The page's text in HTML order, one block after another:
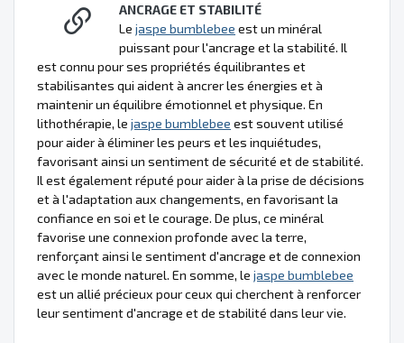
ANCRAGE ET STABILITÉ
Le jaspe bumblebee est un minéral
puissant pour l'ancrage et la stabilité. Il
est connu pour ses propriétés équilibrantes et
stabilisantes qui aident à ancrer les énergies et à
maintenir un équilibre émotionnel et physique. En
lithothérapie, le jaspe bumblebee est souvent utilisé
pour aider à éliminer les peurs et les inquiétudes,
favorisant ainsi un sentiment de sécurité et de stabilité.
Il est également réputé pour aider à la prise de décisions
et à l'adaptation aux changements, en favorisant la
confiance en soi et le courage. De plus, ce minéral
favorise une connexion profonde avec la terre,
renforçant ainsi le sentiment d'ancrage et de connexion
avec le monde naturel. En somme, le jaspe bumblebee
est un allié précieux pour ceux qui cherchent à renforcer
leur sentiment d'ancrage et de stabilité dans leur vie.